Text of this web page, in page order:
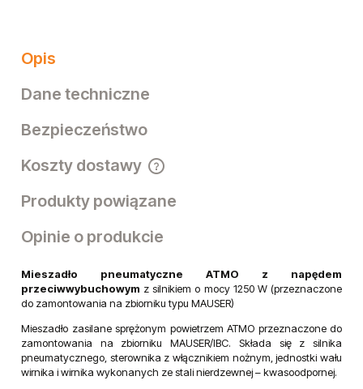
Opis
Dane techniczne
Bezpieczeństwo
Koszty dostawy
Cena nie zawiera ewentualnych kosztów płatności
Produkty powiązane
Opinie o produkcie
Mieszadło pneumatyczne ATMO z napędem
przeciwwybuchowym z silnikiem o mocy 1250 W (przeznaczone
do zamontowania na zbiorniku typu MAUSER)
Mieszadło zasilane sprężonym powietrzem ATMO przeznaczone do
zamontowania na zbiorniku MAUSER/IBC. Składa się z silnika
pneumatycznego, sterownika z włącznikiem nożnym, jednostki wału
wirnika i wirnika wykonanych ze stali nierdzewnej – kwasoodpornej.